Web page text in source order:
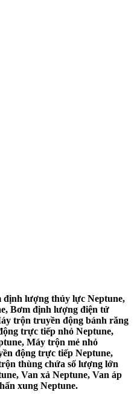
lượng thủy lực Neptune,
Bơm định lượng điện tử
trộn truyền động bánh răng
trực tiếp nhỏ Neptune,
Máy trộn mẻ nhỏ
động trực tiếp Neptune,
thùng chứa số lượng lớn
Van xả Neptune, Van áp
xung Neptune.